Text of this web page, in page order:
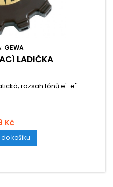
GEWA
LADIČKA
rozsah tónů e'-e''.
Kč
košíku